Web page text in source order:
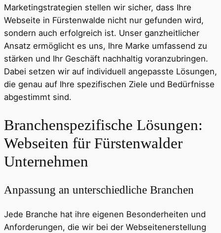
Marketingstrategien stellen wir sicher, dass Ihre
Webseite in Fürstenwalde nicht nur gefunden wird,
sondern auch erfolgreich ist. Unser ganzheitlicher
Ansatz ermöglicht es uns, Ihre Marke umfassend zu
stärken und Ihr Geschäft nachhaltig voranzubringen.
Dabei setzen wir auf individuell angepasste Lösungen,
die genau auf Ihre spezifischen Ziele und Bedürfnisse
abgestimmt sind.
Branchenspezifische Lösungen:
Webseiten für Fürstenwalder
Unternehmen
Anpassung an unterschiedliche Branchen
Jede Branche hat ihre eigenen Besonderheiten und
Anforderungen, die wir bei der Webseitenerstellung